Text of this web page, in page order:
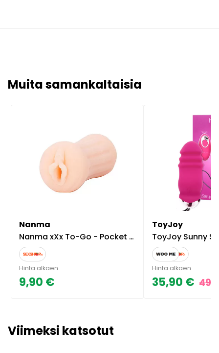
Muita samankaltaisia
Nanma
Nanma xXx To-Go - Pocket Size Masturbator, Nanette
Hinta alkaen
9,90 €
ToyJoy
ToyJoy Sunny Side Up And
Hinta alkaen
35,90 €
Viimeksi katsotut